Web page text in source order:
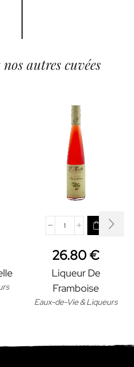
autres cuvées
Eaux-de-Vie & Liqueurs
Liqueur De
Framboise
26.80€
quantité
Liqueur
Framboise